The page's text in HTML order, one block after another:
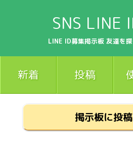
SNS LINE
LINE ID募集掲示板 友達を
新着 投稿
掲示板に投